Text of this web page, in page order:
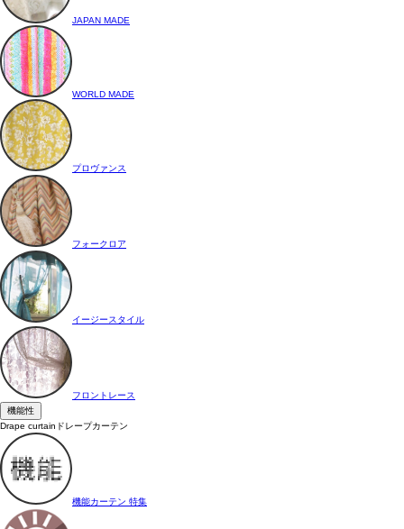
JAPAN MADE
WORLD MADE
プロヴァンス
フォークロア
イージースタイル
フロントレース
機能性
Drape curtain ドレープカーテン
機能カーテン 特集